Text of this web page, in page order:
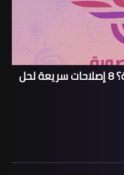
شاشة Oppo Pad Neo متوقفة؟ 8 إصلاحات سريعة لحل